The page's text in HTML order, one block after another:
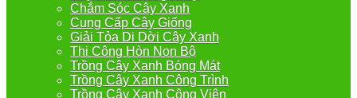
Chắm Sóc Cây Xanh
Cung Cấp Cây Giống
Giải Tỏa Di Dời Cây Xanh
Thi Công Hòn Non Bộ
Trồng Cây Xanh Bóng Mát
Trồng Cây Xanh Công Trình
Trồng Cây Xanh Công Viên